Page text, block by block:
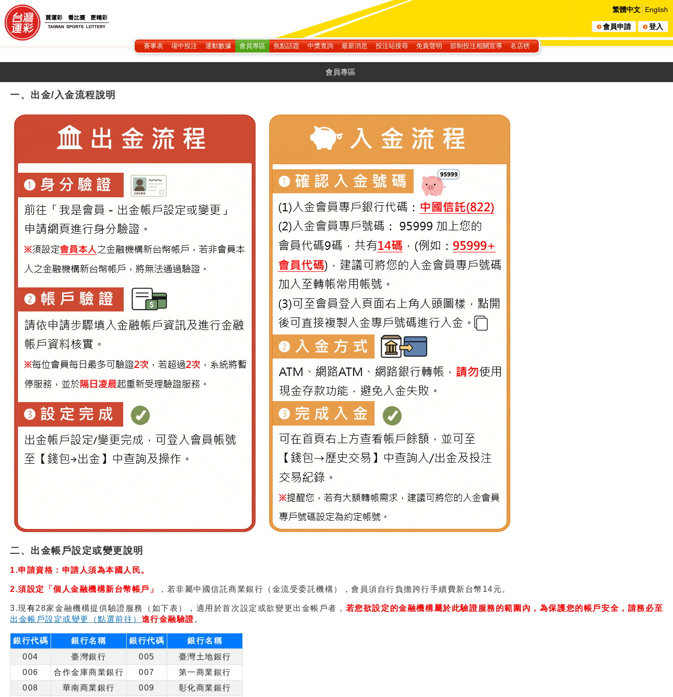
繁體中文 English
會員申請 登入
賽事表 場中投注 運動數據 會員專區 焦點話題 中獎查詢 最新消息 投注站搜尋 免責聲明 節制投注相關宣導 名店榜
會員專區
一、出金/入金流程說明
二、出金帳戶設定或變更說明
1.申請資格：申請人須為本國人民。
2.須設定「個人金融機構新台幣帳戶」 ，若非屬中國信託商業銀行（金流受委託機構），會員須自行負擔跨行手續費新台幣14元。
3.現 有28家金融機構提供驗證服務（如下表），適用於首次設定或欲變更出金帳戶者， 若您欲設定的金融機構屬於此驗證服務的範圍內，為保護您的帳戶安全，請務必至
出金帳戶設定或變更（點選前往） 進行金融驗證。
銀行代碼 銀行名稱 銀行代碼
銀行名稱
004
臺灣銀行 005
臺灣土地銀行
006
合作金庫商業銀行 007
第一商業銀行
008
華南商業銀行 009
彰化商業銀行